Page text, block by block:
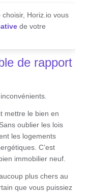
Horiz.io vous
de votre
de rapport
mettre le bien en
oublier les lois
les logements
C’est
immobilier neuf.
plus chers au
que vous puissiez